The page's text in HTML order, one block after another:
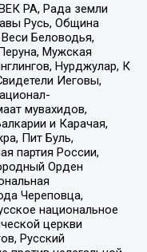
РА, Рада земли
Русь, Община
Беловодья,
Мужская
Нурджулар, К
Иеговы,
мувахидов,
и Карачая,
Пит Буль,
партия России,
Орден
Череповца,
национальное
церкви
Русский